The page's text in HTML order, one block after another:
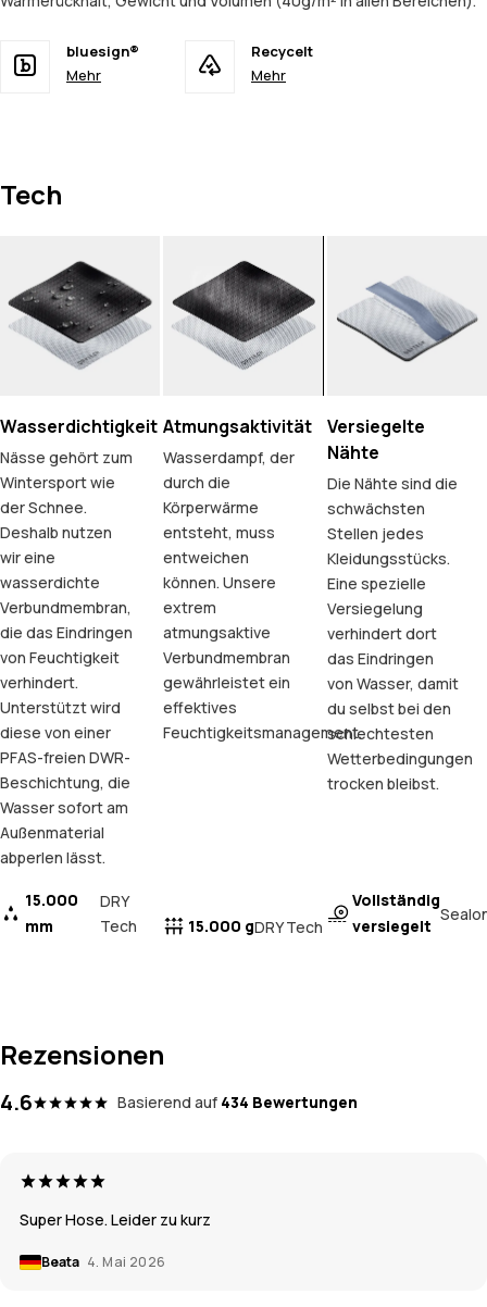
bluesign®
Mehr
Recycelt
Mehr
Tech
Wasserdichtigkeit
Nässe gehört zum
Wintersport wie
der Schnee.
Deshalb nutzen
wir eine
wasserdichte
Verbundmembran,
die das Eindringen
von Feuchtigkeit
verhindert.
Unterstützt wird
diese von einer
PFAS-freien DWR-
Beschichtung, die
Wasser sofort am
Außenmaterial
abperlen lässt.
15.000
mm
DRY
Tech
Atmungsaktivität
Wasserdampf, der
durch die
Körperwärme
entsteht, muss
entweichen
können. Unsere
extrem
atmungsaktive
Verbundmembran
gewährleistet ein
effektives
Feuchtigkeitsmanagement.
15.000 gDRY Tech
Versiegelte
Nähte
Die Nähte sind die
schwächsten
Stellen jedes
Kleidungsstücks.
Eine spezielle
Versiegelung
verhindert dort
das Eindringen
von Wasser, damit
du selbst bei den
schlechtesten
Wetterbedingungen
trocken bleibst.
Vollständig
versiegelt
Rezensionen
4.6 Basierend auf 434 Bewertungen
Super Hose. Leider zu kurz
Beata 4. Mai 2026